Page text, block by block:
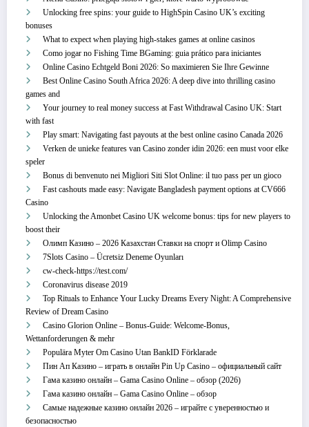
Unlocking free spins: your guide to HighSpin Casino UK’s exciting
bonuses
What to expect when playing high-stakes games at online casinos
Como jogar no Fishing Time BGaming: guia prático para iniciantes
Online Casino Echtgeld Boni 2026: So maximieren Sie Ihre Gewinne
Best Online Casino South Africa 2026: A deep dive into thrilling casino
games and
Your journey to real money success at Fast Withdrawal Casino UK: Start
with fast
Play smart: Navigating fast payouts at the best online casino Canada 2026
Verken de unieke features van Casino zonder idin 2026: een must voor elke
speler
Bonus di benvenuto nei Migliori Siti Slot Online: il tuo pass per un gioco
Fast cashouts made easy: Navigate Bangladesh payment options at CV666
Casino
Unlocking the Amonbet Casino UK welcome bonus: tips for new players to
boost their
Олимп Казино – 2026 Казахстан Ставки на спорт и Olimp Casino
7Slots Casino – Ücretsiz Deneme Oyunları
cw-check-https://test.com/
Coronavirus disease 2019
Top Rituals to Enhance Your Lucky Dreams Every Night: A Comprehensive
Review of Dream Casino
Casino Glorion Online – Bonus‑Guide: Welcome‑Bonus,
Wettanforderungen & mehr
Populära Myter Om Casino Utan BankID Förklarade
Пин Ап Казино – играть в онлайн Pin Up Casino – официальный сайт
Гама казино онлайн – Gama Casino Online – обзор (2026)
Гама казино онлайн – Gama Casino Online – обзор
Самые надежные казино онлайн 2026 – играйте с уверенностью и
безопасностью